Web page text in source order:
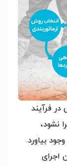
در فرآیند
نشود،
بیاورد.
اجرای